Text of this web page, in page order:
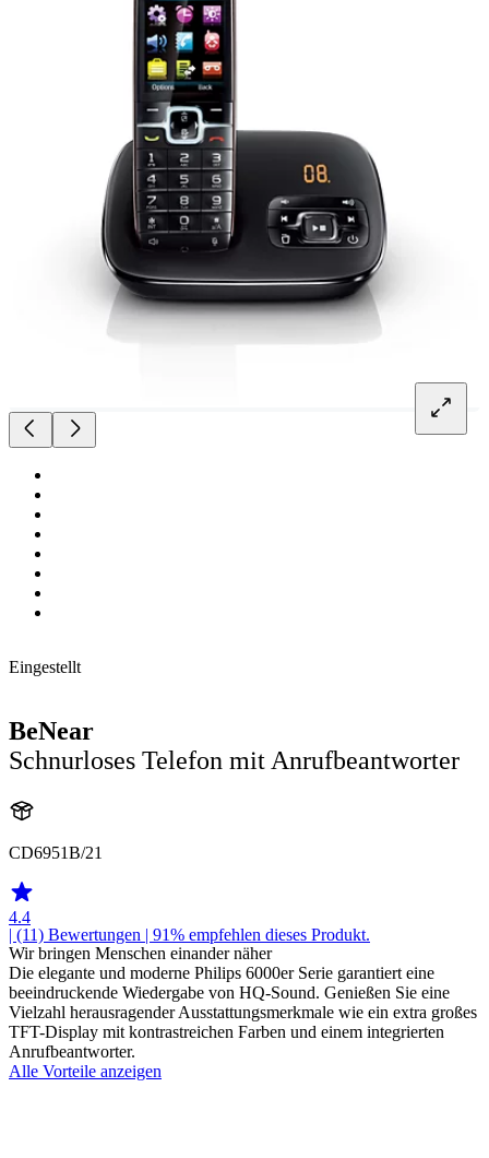
Eingestellt
BeNear
Schnurloses Telefon mit Anrufbeantworter
CD6951B/21
4.4
| (11) Bewertungen | 91% empfehlen dieses Produkt.
Wir bringen Menschen einander näher
Die elegante und moderne Philips 6000er Serie garantiert eine
beeindruckende Wiedergabe von HQ-Sound. Genießen Sie eine
Vielzahl herausragender Ausstattungsmerkmale wie ein extra großes
TFT-Display mit kontrastreichen Farben und einem integrierten
Anrufbeantworter.
Alle Vorteile anzeigen